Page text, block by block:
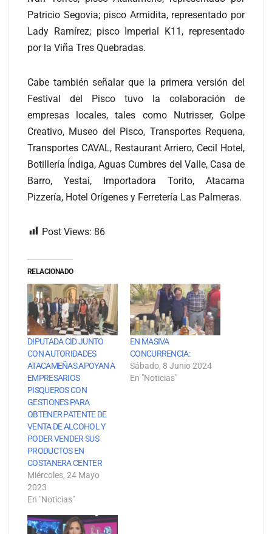
Patricio Segovia; pisco Armidita, representado por
Lady Ramírez; pisco Imperial K11, representado
por la Viña Tres Quebradas.
Cabe también señalar que la primera versión del
Festival del Pisco tuvo la colaboración de
empresas locales, tales como Nutrisser, Golpe
Creativo, Museo del Pisco, Transportes Requena,
Transportes CAVAL, Restaurant Arriero, Cecil Hotel,
Botillería Índiga, Aguas Cumbres del Valle, Casa de
Barro, Yestai, Importadora Torito, Atacama
Pizzería, Hotel Orígenes y Ferretería Las Palmeras.
Post Views: 86
RELACIONADO
DIPUTADA CID JUNTO
CON AUTORIDADES
ATACAMEÑAS APOYAN A
EMPRESARIOS
PISQUEROS CON
GESTIONES PARA
OBTENER PATENTE DE
VENTA DE ALCOHOL Y
PODER VENDER SUS
PRODUCTOS EN
COSTANERA CENTER
Miércoles, 24 Mayo
2023
En "Noticias"
EN MASIVA
CONCURRENCIA:
Sábado, 8 Junio 2024
En "Noticias"